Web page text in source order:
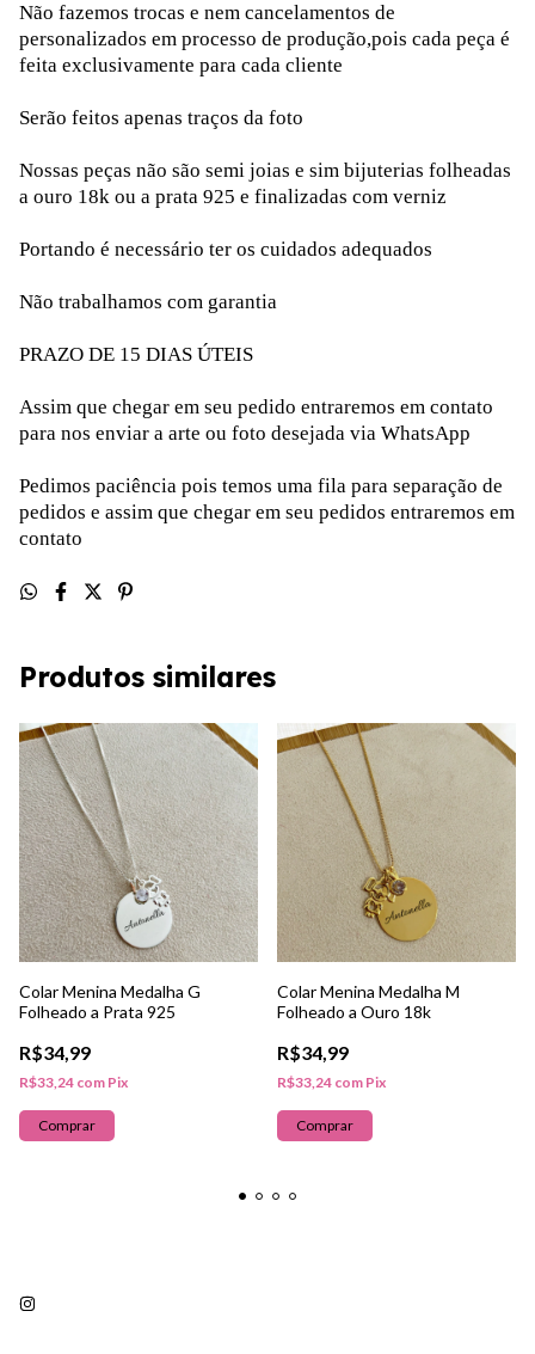
Não fazemos trocas e nem cancelamentos de
personalizados em processo de produção,pois cada peça é
feita exclusivamente para cada cliente
Serão feitos apenas traços da foto
Nossas peças não são semi joias e sim bijuterias folheadas
a ouro 18k ou a prata 925 e finalizadas com verniz
Portando é necessário ter os cuidados adequados
Não trabalhamos com garantia
PRAZO DE 15 DIAS ÚTEIS
Assim que chegar em seu pedido entraremos em contato
para nos enviar a arte ou foto desejada via WhatsApp
Pedimos paciência pois temos uma fila para separação de
pedidos e assim que chegar em seu pedidos entraremos em
contato
Produtos similares
Colar Menina Medalha G
Folheado a Prata 925
R$34,99
R$33,24 com Pix
Comprar
Colar Menina Medalha M
Folheado a Ouro 18k
R$34,99
R$33,24 com Pix
Comprar